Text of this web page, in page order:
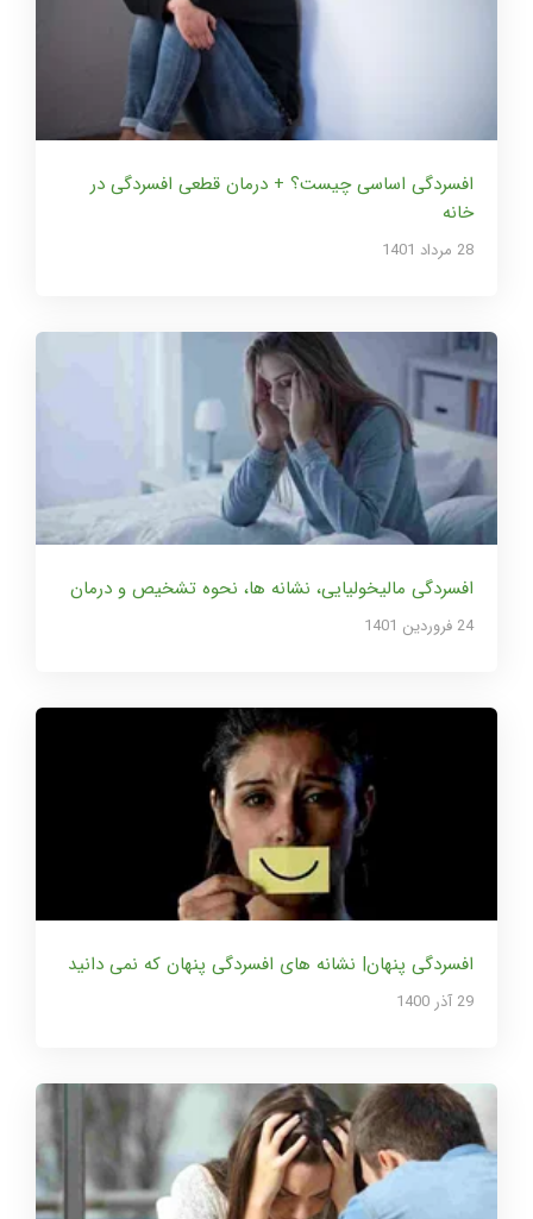
افسردگی اساسی چیست؟ + درمان قطعی افسردگی در
خانه
28 مرداد 1401
افسردگی مالیخولیایی، نشانه ها، نحوه تشخیص و درمان
24 فروردین 1401
افسردگی پنهان| نشانه های افسردگی پنهان که نمی دانید
29 آذر 1400